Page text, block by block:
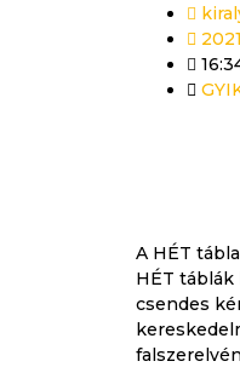
A HÉT
HÉT
csendes